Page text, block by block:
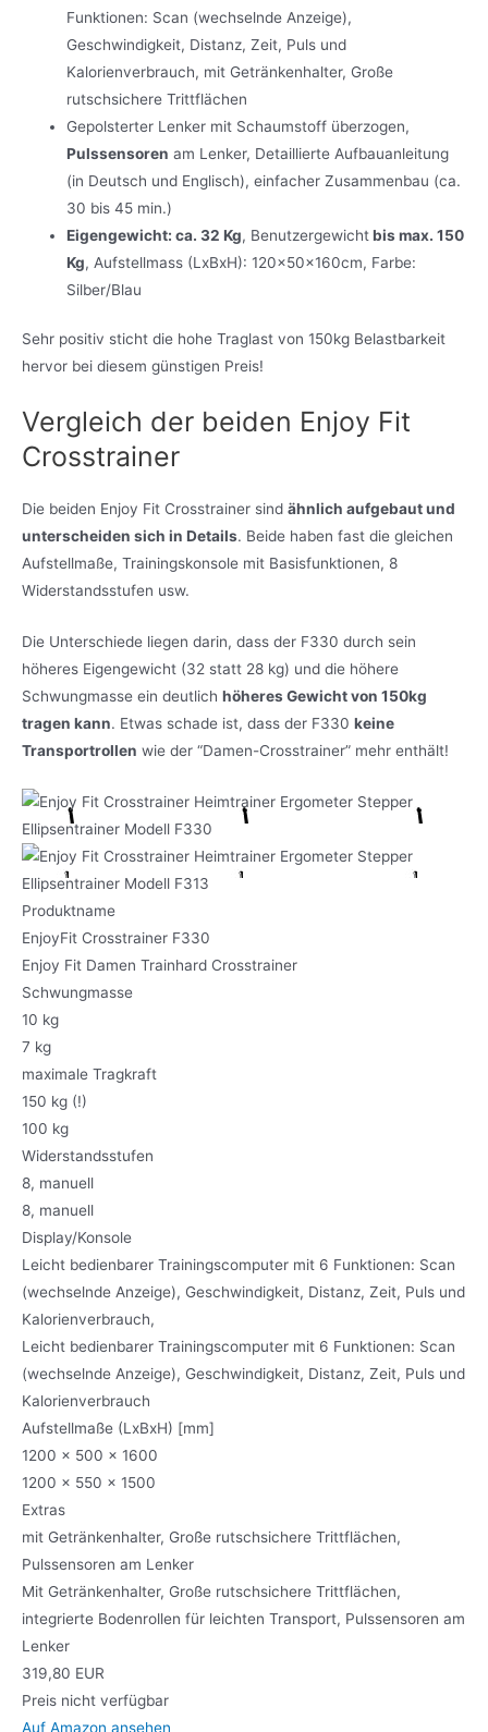
Funktionen: Scan (wechselnde Anzeige),
Geschwindigkeit, Distanz, Zeit, Puls und
Kalorienverbrauch, mit Getränkenhalter, Große
rutschsichere Trittflächen
Gepolsterter Lenker mit Schaumstoff überzogen,
Pulssensoren am Lenker, Detaillierte Aufbauanleitung
(in Deutsch und Englisch), einfacher Zusammenbau (ca.
30 bis 45 min.)
Eigengewicht: ca. 32 Kg, Benutzergewichtbis max. 150
Kg, Aufstellmass (LxBxH): 120x50x160cm, Farbe:
Silber/Blau
Sehr positiv sticht die hohe Traglast von 150kg Belastbarkeit
hervor bei diesem günstigen Preis!
Vergleich der beiden Enjoy Fit
Crosstrainer
Die beiden Enjoy Fit Crosstrainer sind ähnlich aufgebaut und
unterscheiden sich in Details. Beide haben fast die gleichen
Aufstellmaße, Trainingskonsole mit Basisfunktionen, 8
Widerstandsstufen usw.
Die Unterschiede liegen darin, dass der F330 durch sein
höheres Eigengewicht (32 statt 28 kg) und die höhere
Schwungmasse ein deutlich höheres Gewicht von 150kg
tragen kann. Etwas schade ist, dass der F330 keine
Transportrollen wie der “Damen-Crosstrainer” mehr enthält!
Produktname
EnjoyFit Crosstrainer F330
Enjoy Fit Damen Trainhard Crosstrainer
Schwungmasse
10 kg
7 kg
maximale Tragkraft
150 kg (!)
100 kg
Widerstandsstufen
8, manuell
8, manuell
Display/Konsole
Leicht bedienbarer Trainingscomputer mit 6 Funktionen: Scan
(wechselnde Anzeige), Geschwindigkeit, Distanz, Zeit, Puls und
Kalorienverbrauch,
Leicht bedienbarer Trainingscomputer mit 6 Funktionen: Scan
(wechselnde Anzeige), Geschwindigkeit, Distanz, Zeit, Puls und
Kalorienverbrauch
Aufstellmaße (LxBxH) [mm]
1200 x 500 x 1600
1200 x 550 x 1500
Extras
mit Getränkenhalter, Große rutschsichere Trittflächen,
Pulssensoren am Lenker
Mit Getränkenhalter, Große rutschsichere Trittflächen,
integrierte Bodenrollen für leichten Transport, Pulssensoren am
Lenker
319,80 EUR
Preis nicht verfügbar
Auf Amazon ansehen